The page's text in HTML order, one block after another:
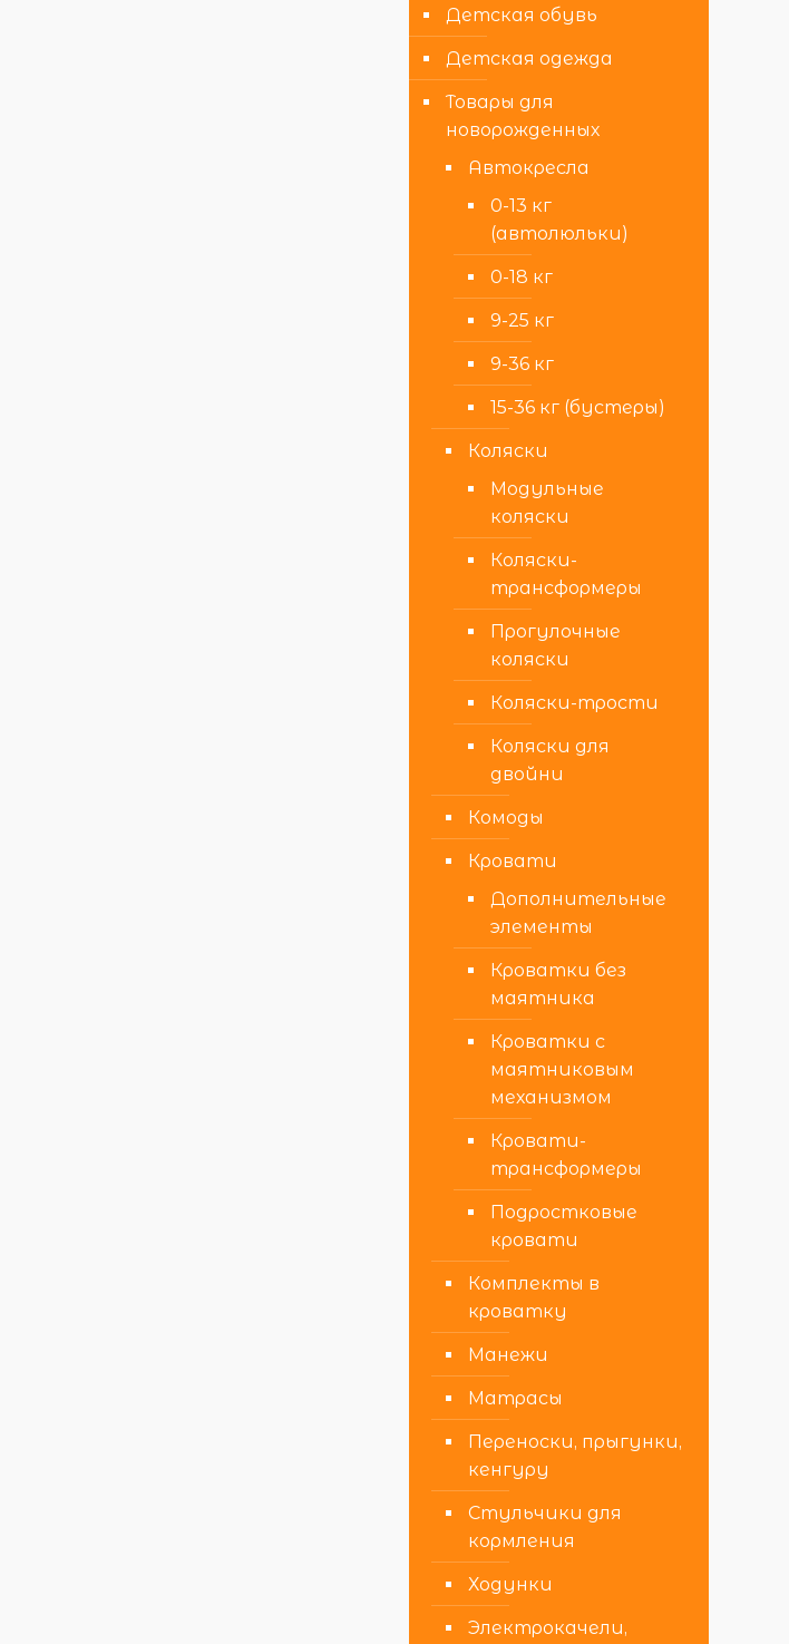
Детская обувь
Детская одежда
Товары для
новорожденных
Автокресла
0-13 кг
(автолюльки)
0-18 кг
9-25 кг
9-36 кг
15-36 кг (бустеры)
Коляски
Модульные
коляски
Коляски-
трансформеры
Прогулочные
коляски
Коляски-трости
Коляски для
двойни
Комоды
Кровати
Дополнительные
элементы
Кроватки без
маятника
Кроватки с
маятниковым
механизмом
Кровати-
трансформеры
Подростковые
кровати
Комплекты в
кроватку
Манежи
Матрасы
Переноски, прыгунки,
кенгуру
Стульчики для
кормления
Ходунки
Электрокачели,